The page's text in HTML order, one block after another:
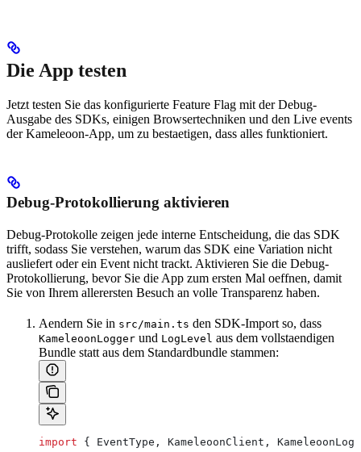
Die App testen
Jetzt testen Sie das konfigurierte Feature Flag mit der Debug-
Ausgabe des SDKs, einigen Browsertechniken und den Live events
der Kameleoon-App, um zu bestaetigen, dass alles funktioniert.
Debug-Protokollierung aktivieren
Debug-Protokolle zeigen jede interne Entscheidung, die das SDK
trifft, sodass Sie verstehen, warum das SDK eine Variation nicht
ausliefert oder ein Event nicht trackt. Aktivieren Sie die Debug-
Protokollierung, bevor Sie die App zum ersten Mal oeffnen, damit
Sie von Ihrem allerersten Besuch an volle Transparenz haben.
Aendern Sie in src/main.ts den SDK-Import so, dass
KameleoonLogger und LogLevel aus dem vollstaendigen
Bundle statt aus dem Standardbundle stammen:
import { EventType , KameleoonClient ,